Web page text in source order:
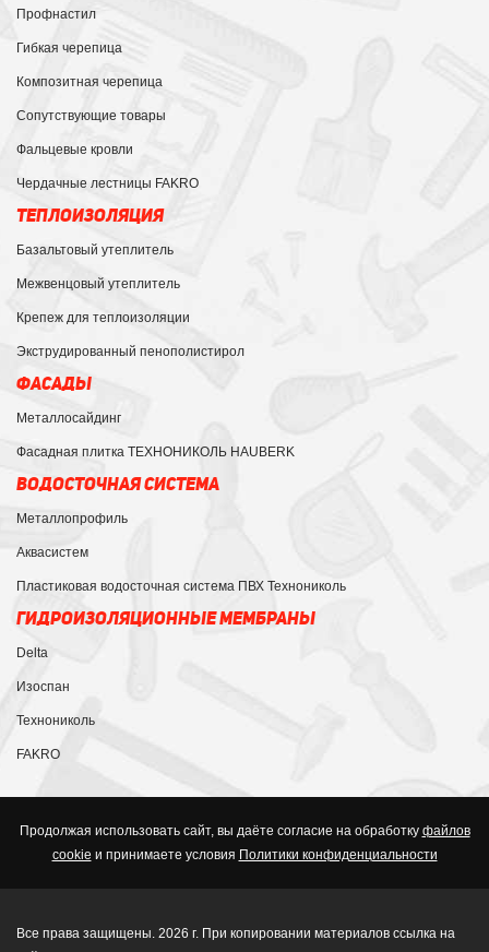
Профнастил
Гибкая черепица
Композитная черепица
Сопутствующие товары
Фальцевые кровли
Чердачные лестницы FAKRO
ТЕПЛОИЗОЛЯЦИЯ
Базальтовый утеплитель
Межвенцовый утеплитель
Крепеж для теплоизоляции
Экструдированный пенополистирол
ФАСАДЫ
Металлосайдинг
Фасадная плитка ТЕХНОНИКОЛЬ HAUBERK
ВОДОСТОЧНАЯ СИСТЕМА
Металлопрофиль
Аквасистем
Пластиковая водосточная система ПВХ Технониколь
ГИДРОИЗОЛЯЦИОННЫЕ МЕМБРАНЫ
Delta
Изоспан
Технониколь
FAKRO
Продолжая использовать сайт, вы даёте согласие на обработку файлов
cookie и принимаете условия Политики конфиденциальности
Все права защищены. 2026 г. При копировании материалов ссылка на